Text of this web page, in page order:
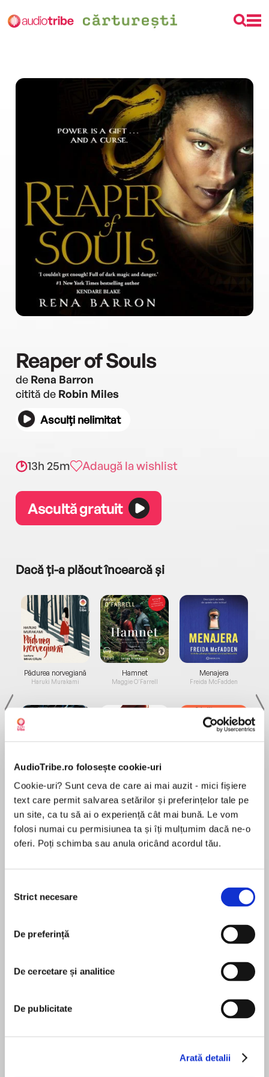
AudioTribe.ro folosește cookie-uri
Cookie-uri? Sunt ceva de care ai mai auzit - mici fișiere
text care permit salvarea setărilor și preferințelor tale pe
un site, ca tu să ai o experiență cât mai bună. Le vom
folosi numai cu permisiunea ta și îți mulțumim dacă ne-o
oferi. Poți schimba sau anula oricând acordul tău.
consimțământului
Strict necesare
De preferință
De cercetare și analitice
De publicitate
Arată detalii
Reaper of Souls
de Rena Barron
citită de Robin Miles
Asculți nelimitat
13h 25m Adaugă la wishlist
Ascultă gratuit
Dacă ți-a plăcut încearcă și
Pădurea norvegiană
Haruki Murakami
Elita de Argint (Elita
de...
Hamnet
Maggie O'Farrell
Diavolul se îmbracă de
la...
Menajera
Freida McFadden
Migdală
Sohn Won-pyung
at all. Now, with demons on warpath, she is the
Explosive fantasy set in a West-African world of
Adeyemi, Laini Taylor and Sarah J Maas.
În acest moment nu există recenzii
Rena Barron